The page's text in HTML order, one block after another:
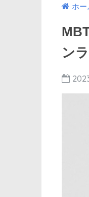
ホー
ン